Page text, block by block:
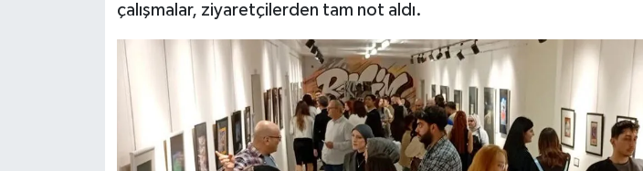
çalışmalar, ziyaretçilerden tam not aldı.